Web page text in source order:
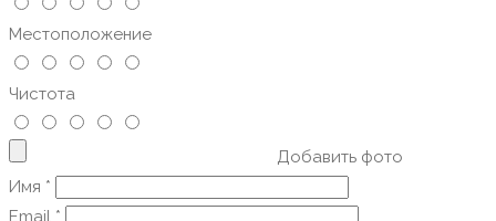
Местоположение
Чистота
Добавить фото
Имя *
Email *